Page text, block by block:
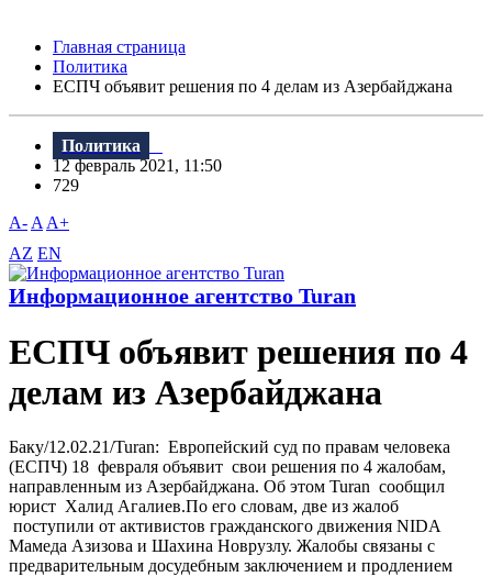
Главная страница
Политика
ЕСПЧ объявит решения по 4 делам из Азербайджана
Политика
12 февраль 2021, 11:50
729
A- A A+
AZ EN
Информационное агентство Turan
ЕСПЧ объявит решения по 4
делам из Азербайджана
Баку/12.02.21/Turan: Европейский суд по правам человека
(ЕСПЧ) 18 февраля объявит свои решения по 4 жалобам,
направленным из Азербайджана. Об этом Turan сообщил
юрист Халид Агалиев.По его словам, две из жалоб
поступили от активистов гражданского движения NIDA
Мамеда Азизова и Шахина Новрузлу. Жалобы связаны с
предварительным досудебным заключением и продлением